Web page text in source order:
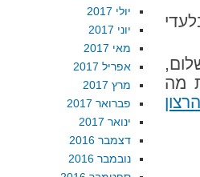
מה
יולי 2017
יוני 2017
מאי 2017
אפריל 2017
מרץ 2017
פברואר 2017
ינואר 2017
דצמבר 2016
נובמבר 2016